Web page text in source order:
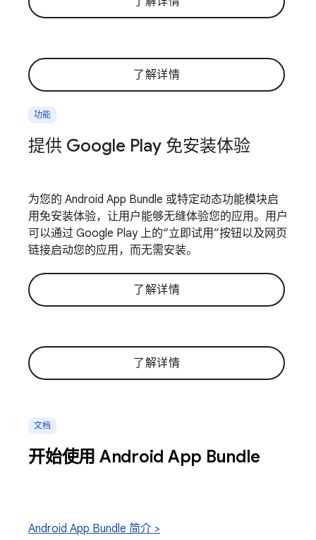
了解详情
功能
提供 Google Play 免安装体验
为您的 Android App Bundle 或特定动态功能模块启
用免安装体验，让用户能够无缝体验您的应用。用户
可以通过 Google Play 上的“立即试用”按钮以及网页
链接启动您的应用，而无需安装。
了解详情
了解详情
文档
开始使用 Android App Bundle
Android App Bundle 简介 >